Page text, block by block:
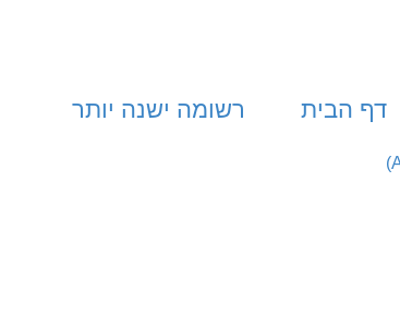
רשומה ישנה יותר דף הבית